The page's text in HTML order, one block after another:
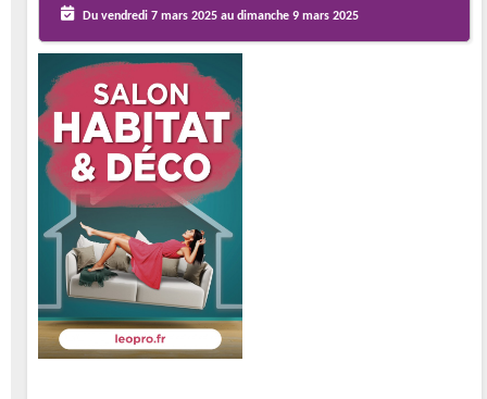
Du vendredi 7 mars 2025 au dimanche 9 mars 2025